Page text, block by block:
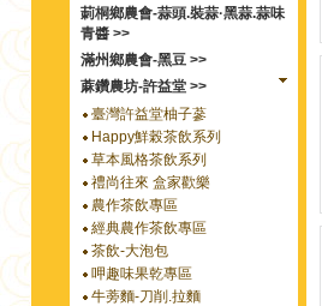
莿桐鄉農會-蒜頭.裝蒜·黑蒜.蒜味
青醬 >>
滿州鄉農會-黑豆 >>
蔴鑽農坊-許益堂 >>
臺灣許益堂柚子蔘
Happy鮮榖茶飲系列
草本風格茶飲系列
禮尚往來 盒家歡樂
農作茶飲專區
經典農作茶飲專區
茶飲-大泡包
呷趣味果乾專區
牛蒡麵-刀削.拉麵